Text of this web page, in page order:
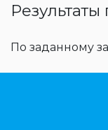
Результаты
По заданному